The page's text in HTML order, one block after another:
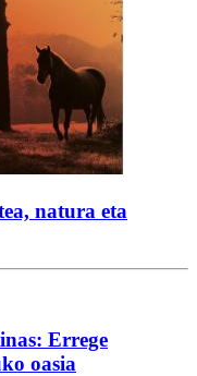
natura eta
Errege
oasia